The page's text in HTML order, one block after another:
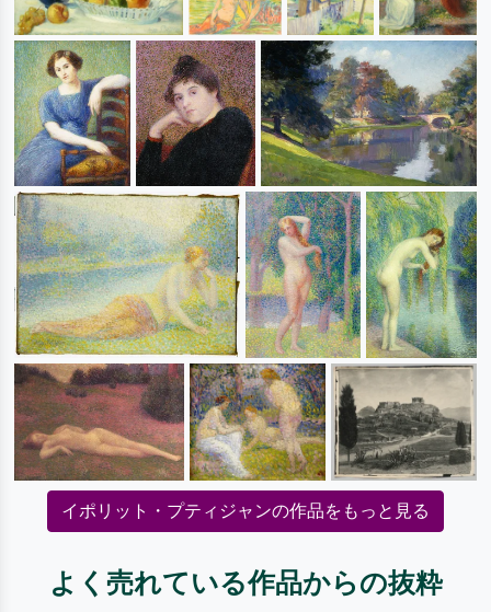
イポリット・プティジャンの作品をもっと見る
よく売れている作品からの抜粋